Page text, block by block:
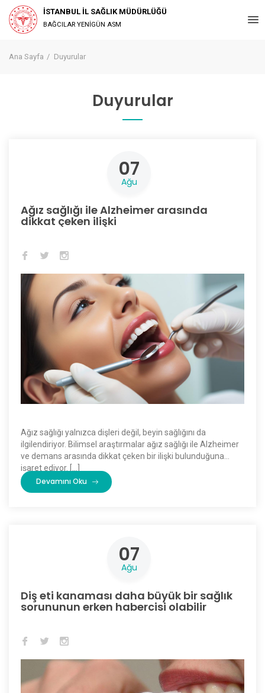
İSTANBUL İL SAĞLIK MÜDÜRLÜĞÜ
BAĞCILAR YENİGÜN ASM
Ana Sayfa Duyurular
Duyurular
07
Ağu
Ağız sağlığı ile Alzheimer arasında
dikkat çeken ilişki
Ağız sağlığı yalnızca dişleri değil, beyin sağlığını da
ilgilendiriyor. Bilimsel araştırmalar ağız sağlığı ile Alzheimer
ve demans arasında dikkat çeken bir ilişki bulunduğuna
işaret ediyor. […]
Devamını Oku
07
Ağu
Diş eti kanaması daha büyük bir sağlık
sorununun erken habercisi olabilir